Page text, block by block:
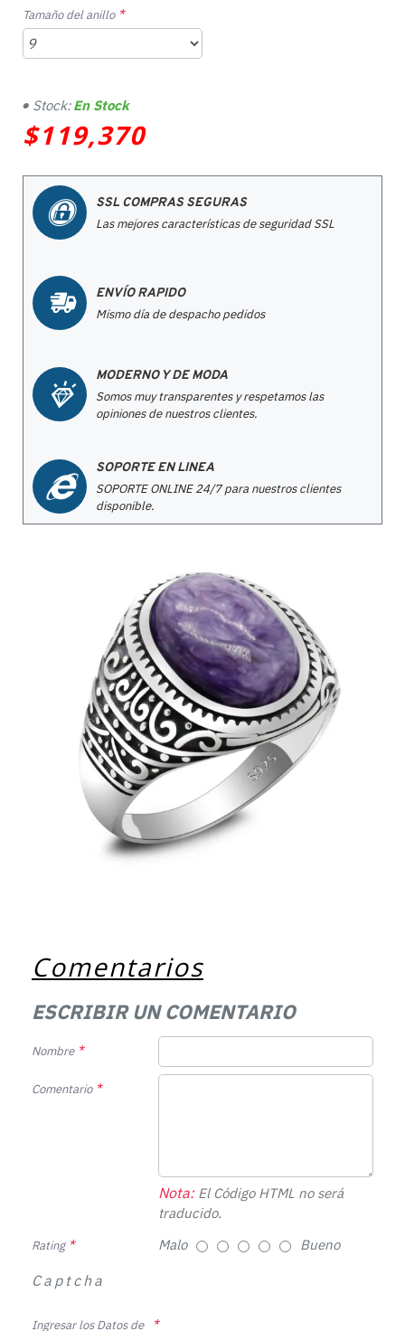
$119,370
Stock: En Stock
Tamaño del anillo
SSL COMPRAS SEGURAS
Las mejores características de seguridad SSL
ENVÍO RAPIDO
Mismo día de despacho pedidos
MODERNO Y DE MODA
Somos muy transparentes y respetamos las
opiniones de nuestros clientes.
SOPORTE EN LINEA
SOPORTE ONLINE 24/7 para nuestros clientes
disponible.
Comentarios
ESCRIBIR UN COMENTARIO
Nombre
Comentario
Nota:El Código HTML no será
traducido.
Rating Malo Bueno
Captcha
Ingresar los Datos de